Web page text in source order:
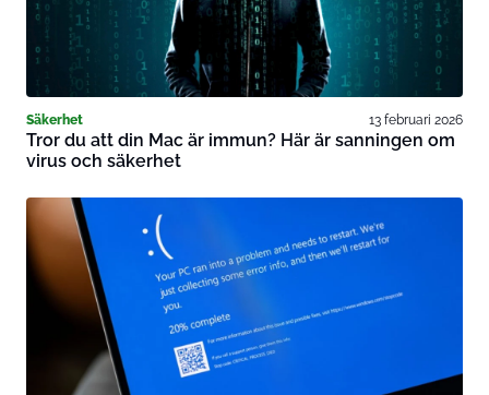
Säkerhet 13 februari 2026
Tror du att din Mac är immun? Här är sanningen om
virus och säkerhet